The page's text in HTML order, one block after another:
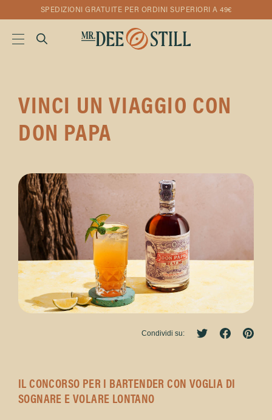
SPEDIZIONI GRATUITE PER ORDINI SUPERIORI A 49€
VINCI UN VIAGGIO CON
DON PAPA
Condividi su:
IL CONCORSO PER I BARTENDER CON VOGLIA DI
SOGNARE E VOLARE LONTANO